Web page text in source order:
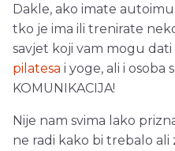
Dakle, ako imate
tko je ima ili trenirate
savjet koji vam mogu dati
pilatesa i yoge, ali i osoba
KOMUNIKACIJA!
Nije nam svima lako
ne radi kako bi trebalo